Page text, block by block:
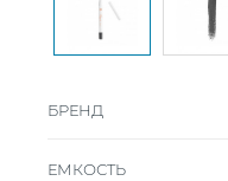
БРЕНД
ЕМКОСТЬ